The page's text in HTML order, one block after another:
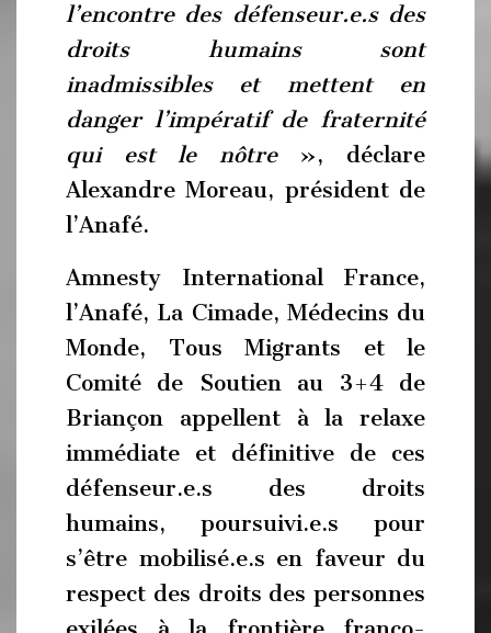
l’encontre des défenseur.e.s des
droits humains sont
inadmissibles et mettent en
danger l’impératif de fraternité
qui est le nôtre», déclare
Alexandre Moreau, président de
l’Anafé.
Amnesty International France,
l’Anafé, La Cimade, Médecins du
Monde, Tous Migrants et le
Comité de Soutien au 3+4 de
Briançon appellent à la relaxe
immédiate et définitive de ces
défenseur.e.s des droits
humains, poursuivi.e.s pour
s’être mobilisé.e.s en faveur du
respect des droits des personnes